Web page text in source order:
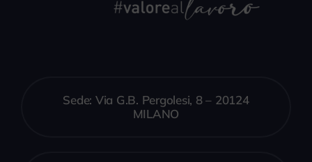
Sede: Via G.B. Pergolesi, 8 – 20124
MILANO